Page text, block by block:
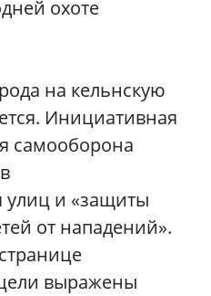
охоте
на кельнскую
Инициативная
самооборона
улиц и «защиты
от нападений».
выражены